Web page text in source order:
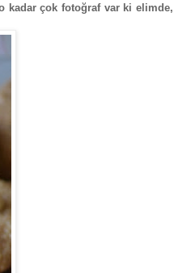
kadar çok fotoğraf var ki elimde,